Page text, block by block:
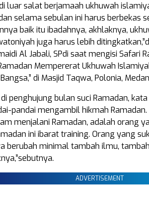
luar salat berjamaah ukhuwah
selama sebulan ini harus berbekas
baik itu ibadahnya, akhlaknya,
juga harus lebih
Al Jabali, SPdi saat mengisi Safari
Mempererat Ukhuwah
di Masjid Taqwa, Polonia,
penghujung bulan suci Ramadan,
pandai mengambil hikmah
menjalani Ramadan, adalah orang
ini ibarat training. Orang yang
berubah minimal tambah ilmu,
ADVERTISEMENT